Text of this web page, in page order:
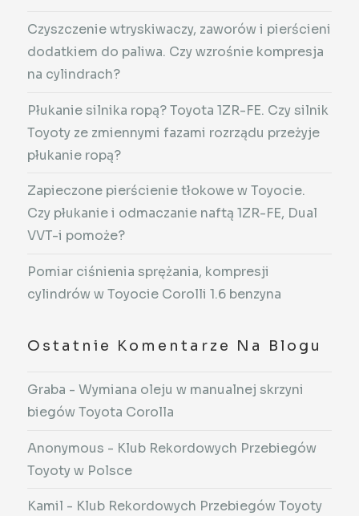
Czyszczenie wtryskiwaczy, zaworów i pierścieni
dodatkiem do paliwa. Czy wzrośnie kompresja
na cylindrach?
Płukanie silnika ropą? Toyota 1ZR-FE. Czy silnik
Toyoty ze zmiennymi fazami rozrządu przeżyje
płukanie ropą?
Zapieczone pierścienie tłokowe w Toyocie.
Czy płukanie i odmaczanie naftą 1ZR-FE, Dual
VVT-i pomoże?
Pomiar ciśnienia sprężania, kompresji
cylindrów w Toyocie Corolli 1.6 benzyna
Ostatnie Komentarze Na Blogu
Graba -Wymiana oleju w manualnej skrzyni
biegów Toyota Corolla
Anonymous - Klub Rekordowych Przebiegów
Toyoty w Polsce
Kamil - Klub Rekordowych Przebiegów Toyoty